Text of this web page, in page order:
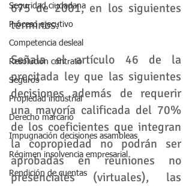
Seguridad ciudadana
Proceso ejecutivo
Competencia desleal
Resolución contrato
Seguros
Propiedad industrial
Derecho marcario
Impugnación decisiones asambleas
Régimen insolvencia empresarial
Rendición de cuentas
675 de 2001, en los siguientes
términos:
Señala el artículo 46 de la
precitada ley que las siguientes
decisiones además de requerir
una mayoría calificada del 70%
de los coeficientes que integran
la copropiedad no podrán ser
aprobadas en reuniones no
presenciales (virtuales), las